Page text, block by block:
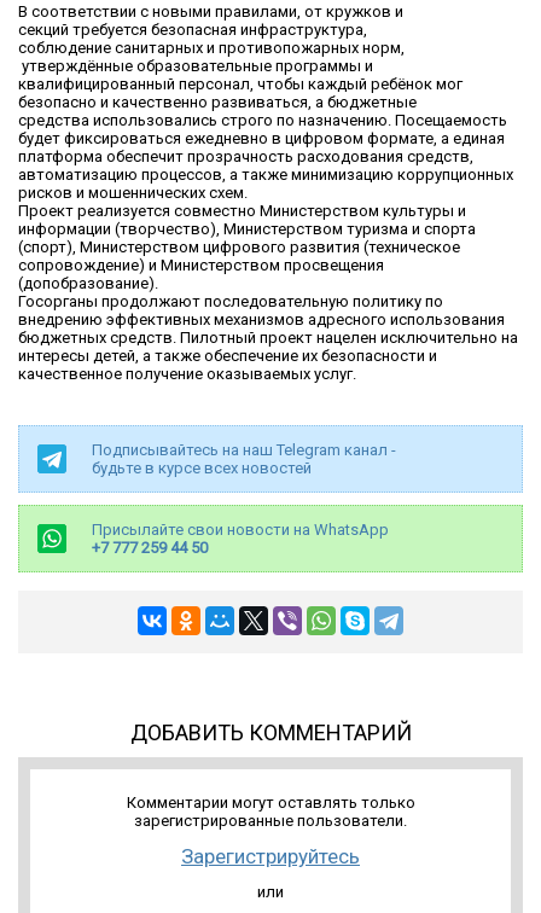
В соответствии с новыми правилами, от кружков и
секций требуется безопасная инфраструктура
соблюдение санитарных и противопожарных норм,
утверждённые образовательные программы и
квалифицированный персонал чтобы каждый ребёнок мог
безопасно и качественно развиваться, а бюджетные
средства использовались строго по назначению. Посещаемость
будет фиксироваться ежедневно в цифровом формате, а единая
платформа обеспечит прозрачность расходования средств,
автоматизацию процессов , а также минимизацию коррупционных
рисков и мошеннических схем
Проект реализуется совместно Министерством культуры и
информации (творчество), Министерством туризма и спорта
(спорт), Министерством цифрового развития (техническое
сопровождение) и Министерством просвещения
(допобразование).
Госорганы продолжают последовательную политику по
внедрению эффективных механизмов адресного использования
бюджетных средств. Пилотный проект нацелен исключительно на
интересы детей, а также обеспечение их безопасности и
качественное получение оказываемых услуг.
Подписывайтесь на наш Telegram канал -
будьте в курсе всех новостей
Присылайте свои новости на WhatsApp
+7 777 259 44 50
ДОБАВИТЬ КОММЕНТАРИЙ
Комментарии могут оставлять только
зарегистрированные пользователи.
Зарегистрируйтесь
или